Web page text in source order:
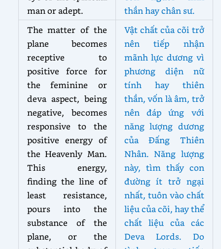
man or adept.
thần hay chân sư.
The matter of the
plane becomes
receptive to
positive force for
the feminine or
deva aspect, being
negative, becomes
responsive to the
positive energy of
the Heavenly Man.
This energy,
finding the line of
least resistance,
pours into the
substance of the
plane, or the
Vật chất của cõi trở
nên tiếp nhận
mãnh lực dương vì
phương diện nữ
tính hay thiên
thần, vốn là âm, trở
nên đáp ứng với
năng lượng dương
của Đấng Thiên
Nhân. Năng lượng
này, tìm thấy con
đường ít trở ngại
nhất, tuôn vào chất
liệu của cõi, hay thể
chất liệu của các
Deva Lords. Do